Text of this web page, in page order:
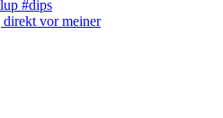
vor meiner